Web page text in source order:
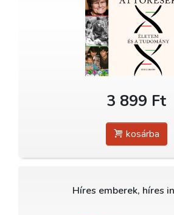
3 899 Ft
kosárba
Híres emberek, híres